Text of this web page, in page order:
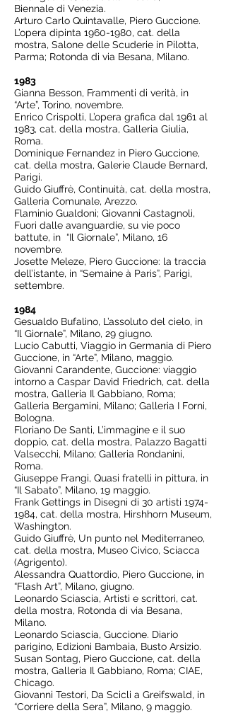
Biennale di Venezia.
Arturo Carlo Quintavalle, Piero Guccione.
L’opera dipinta 1960-1980, cat. della
mostra, Salone delle Scuderie in Pilotta,
Parma; Rotonda di via Besana, Milano.
1983
Gianna Besson, Frammenti di verità, in
“Arte”, Torino, novembre.
Enrico Crispolti, L’opera grafica dal 1961 al
1983, cat. della mostra, Galleria Giulia,
Roma.
Dominique Fernandez in Piero Guccione,
cat. della mostra, Galerie Claude Bernard,
Parigi.
Guido Giuffrè, Continuità, cat. della mostra,
Galleria Comunale, Arezzo.
Flaminio Gualdoni; Giovanni Castagnoli,
Fuori dalle avanguardie, su vie poco
battute, in “Il Giornale”, Milano, 16
novembre.
Josette Meleze, Piero Guccione: la traccia
dell’istante, in “Semaine à Paris”, Parigi,
settembre.
1984
Gesualdo Bufalino, L’assoluto del cielo, in
“Il Giornale”, Milano, 29 giugno.
Lucio Cabutti, Viaggio in Germania di Piero
Guccione, in “Arte”, Milano, maggio.
Giovanni Carandente, Guccione: viaggio
intorno a Caspar David Friedrich, cat. della
mostra, Galleria Il Gabbiano, Roma;
Galleria Bergamini, Milano; Galleria I Forni,
Bologna.
Floriano De Santi, L’immagine e il suo
doppio, cat. della mostra, Palazzo Bagatti
Valsecchi, Milano; Galleria Rondanini,
Roma.
Giuseppe Frangi, Quasi fratelli in pittura, in
“Il Sabato”, Milano, 19 maggio.
Frank Gettings in Disegni di 30 artisti 1974-
1984, cat. della mostra, Hirshhorn Museum,
Washington.
Guido Giuffrè, Un punto nel Mediterraneo,
cat. della mostra, Museo Civico, Sciacca
(Agrigento).
Alessandra Quattordio, Piero Guccione, in
“Flash Art”, Milano, giugno.
Leonardo Sciascia, Artisti e scrittori, cat.
della mostra, Rotonda di via Besana,
Milano.
Leonardo Sciascia, Guccione. Diario
parigino, Edizioni Bambaia, Busto Arsizio.
Susan Sontag, Piero Guccione, cat. della
mostra, Galleria Il Gabbiano, Roma; CIAE,
Chicago.
Giovanni Testori, Da Scicli a Greifswald, in
“Corriere della Sera”, Milano, 9 maggio.